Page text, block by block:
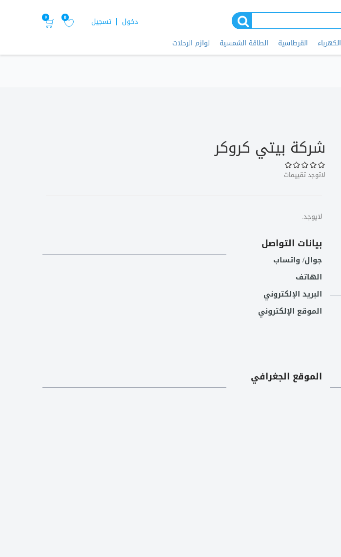
تسجيل دخول 0
0
الكهرباء القرطاسية الطاقة الشمسية لوازم الرحلات
شركة بيتي كروكر
لاتوجد تقييمات
لايوجد.
بيانات التواصل
جوال/ واتساب
الهاتف
البريد الإلكتروني
الموقع الإلكتروني
الموقع الجغرافي